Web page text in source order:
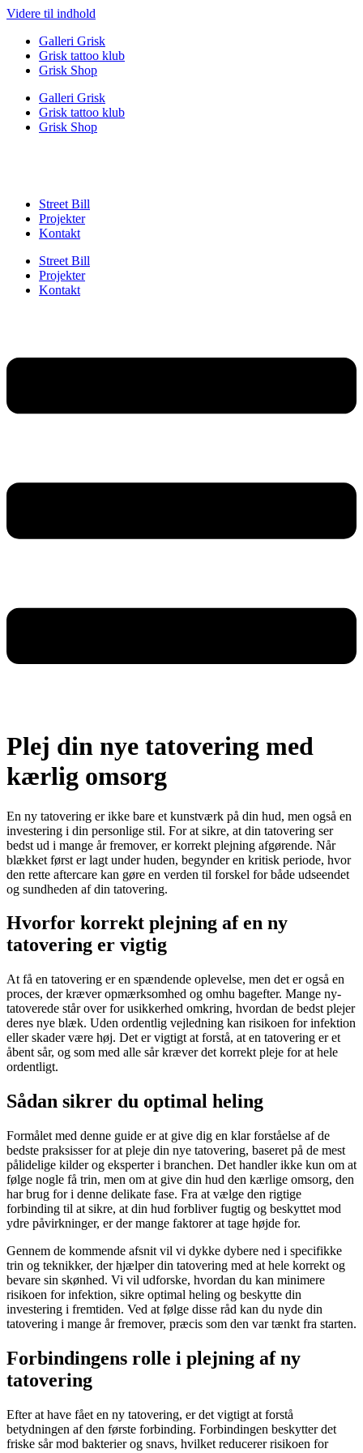
Videre til indhold
Galleri Grisk
Grisk tattoo klub
Grisk Shop
Galleri Grisk
Grisk tattoo klub
Grisk Shop
Street Bill
Projekter
Kontakt
Street Bill
Projekter
Kontakt
Plej din nye tatovering med
kærlig omsorg
En ny tatovering er ikke bare et kunstværk på din hud, men også en
investering i din personlige stil. For at sikre, at din tatovering ser
bedst ud i mange år fremover, er korrekt plejning afgørende. Når
blækket først er lagt under huden, begynder en kritisk periode, hvor
den rette aftercare kan gøre en verden til forskel for både udseendet
og sundheden af din tatovering.
Hvorfor korrekt plejning af en ny
tatovering er vigtig
At få en tatovering er en spændende oplevelse, men det er også en
proces, der kræver opmærksomhed og omhu bagefter. Mange ny-
tatoverede står over for usikkerhed omkring, hvordan de bedst plejer
deres nye blæk. Uden ordentlig vejledning kan risikoen for infektion
eller skader være høj. Det er vigtigt at forstå, at en tatovering er et
åbent sår, og som med alle sår kræver det korrekt pleje for at hele
ordentligt.
Sådan sikrer du optimal heling
Formålet med denne guide er at give dig en klar forståelse af de
bedste praksisser for at pleje din nye tatovering, baseret på de mest
pålidelige kilder og eksperter i branchen. Det handler ikke kun om at
følge nogle få trin, men om at give din hud den kærlige omsorg, den
har brug for i denne delikate fase. Fra at vælge den rigtige
forbinding til at sikre, at din hud forbliver fugtig og beskyttet mod
ydre påvirkninger, er der mange faktorer at tage højde for.
Gennem de kommende afsnit vil vi dykke dybere ned i specifikke
trin og teknikker, der hjælper din tatovering med at hele korrekt og
bevare sin skønhed. Vi vil udforske, hvordan du kan minimere
risikoen for infektion, sikre optimal heling og beskytte din
investering i fremtiden. Ved at følge disse råd kan du nyde din
tatovering i mange år fremover, præcis som den var tænkt fra starten.
Forbindingens rolle i plejning af ny
tatovering
Efter at have fået en ny tatovering, er det vigtigt at forstå
betydningen af den første forbinding. Forbindingen beskytter det
friske sår mod bakterier og snavs, hvilket reducerer risikoen for